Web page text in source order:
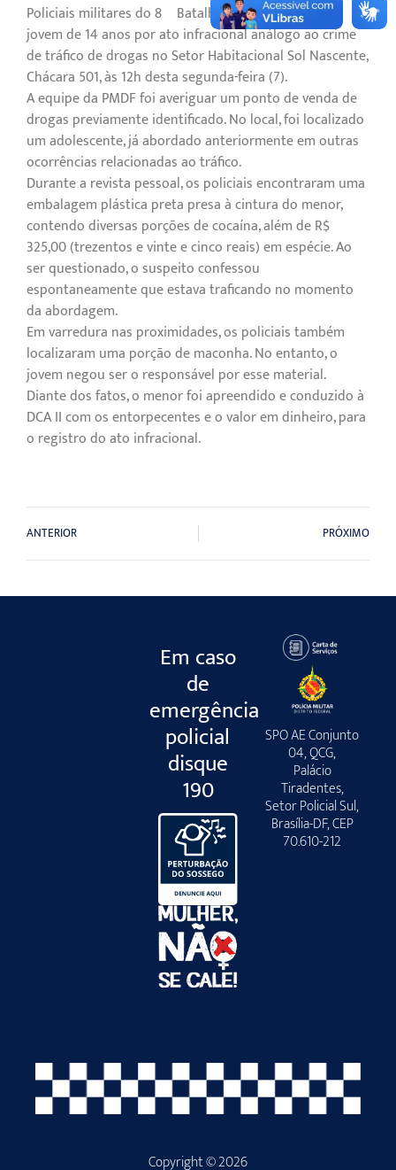
Policiais militares do 8º Batalhão apreenderam um
jovem de 14 anos por ato infracional análogo ao crime
de tráfico de drogas no Setor Habitacional Sol Nascente,
Chácara 501, às 12h desta segunda-feira (7).
A equipe da PMDF foi averiguar um ponto de venda de
drogas previamente identificado. No local, foi localizado
um adolescente, já abordado anteriormente em outras
ocorrências relacionadas ao tráfico.
Durante a revista pessoal, os policiais encontraram uma
embalagem plástica preta presa à cintura do menor,
contendo diversas porções de cocaína, além de R$
325,00 (trezentos e vinte e cinco reais) em espécie. Ao
ser questionado, o suspeito confessou
espontaneamente que estava traficando no momento
da abordagem.
Em varredura nas proximidades, os policiais também
localizaram uma porção de maconha. No entanto, o
jovem negou ser o responsável por esse material.
Diante dos fatos, o menor foi apreendido e conduzido à
DCA II com os entorpecentes e o valor em dinheiro, para
o registro do ato infracional.
ANTERIOR PRÓXIMO
Em caso
de
emergência
policial
disque
190
SPO AE Conjunto
04, QCG,
Palácio
Tiradentes,
Setor Policial Sul,
Brasília-DF, CEP
70.610-212
Copyright © 2026